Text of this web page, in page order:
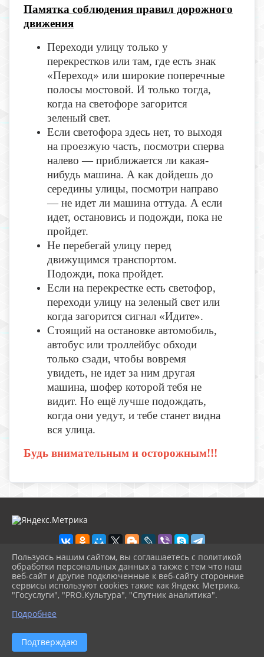
Памятка соблюдения правил дорожного
движения
Переходи улицу только у
перекрестков или там, где есть знак
«Переход» или широкие поперечные
полосы мостовой. И только тогда,
когда на светофоре загорится
зеленый свет.
Если светофора здесь нет, то выходя
на проезжую часть, посмотри сперва
налево — приближается ли какая-
нибудь машина. А как дойдешь до
середины улицы, посмотри направо
— не идет ли машина оттуда. А если
идет, остановись и подожди, пока не
пройдет.
Не перебегай улицу перед
движущимся транспортом.
Подожди, пока пройдет.
Если на перекрестке есть светофор,
переходи улицу на зеленый свет или
когда загорится сигнал «Идите».
Стоящий на остановке автомобиль,
автобус или троллейбус обходи
только сзади, чтобы вовремя
увидеть, не идет за ним другая
машина, шофер которой тебя не
видит. Но ещё лучше подождать,
когда они уедут, и тебе станет видна
вся улица.
Будь внимательным и осторожным!!!
2026 г. bibl-sred.pavkult.ru
Вход
Карта сайта
Политика обработки персональных данных
Сделано на KubCMS
Разработка и поддержка
Пользуясь нашим сайтом, вы соглашаетесь с политикой
обработки персональных данных а также с тем что наш
веб-сайт и другие подключенные к веб-сайту сторонние
сервисы используют cookies такие как Яндекс Метрика,
"Госуслуги", "PRO.Культура", "Спутник аналитика".
Подробнее
Подтверждаю